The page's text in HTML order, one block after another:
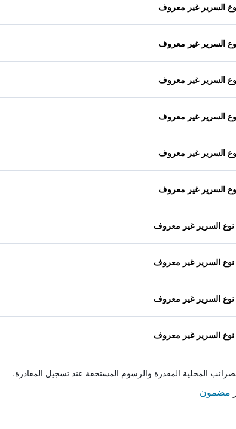
المحلية المقدرة والرسوم المستحقة عند تسجيل المغادرة.
مضمون